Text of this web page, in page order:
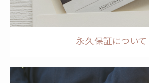
永久保証について